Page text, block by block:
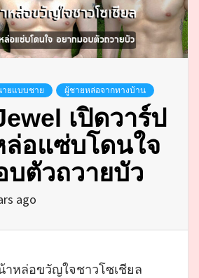
ายแบบชาย ผู้ชายหล่อจากทางบ้าน
เปิดวาร์ป
อแซ่บโดนใจ
บตัวถวายบัว
ago
าหล่อขวัญใจชาวโซเชียล